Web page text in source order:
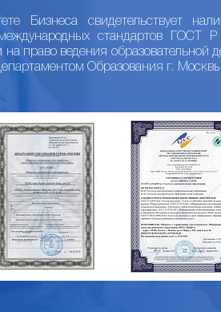
Бизнеса свидетельствует
стандартов
ведения образовательной
Образования г.